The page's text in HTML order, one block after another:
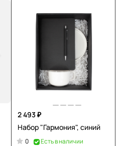
2 493 ₽
Набор "Гармония", синий
0
Есть в наличии